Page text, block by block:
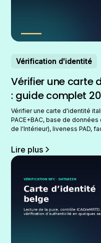
Vérification d'identité
Vérifier une carte
: guide complet
Vérifier une carte d'identité
PACE+BAC, base de
de l'Intérieur), liveness PAD,
Lire plus